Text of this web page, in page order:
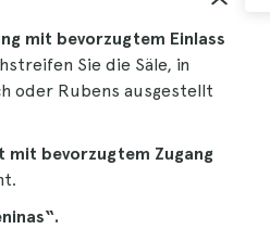
mit bevorzugtem Einlass
Sie die Säle, in
oder Rubens ausgestellt
mit bevorzugtem Zugang